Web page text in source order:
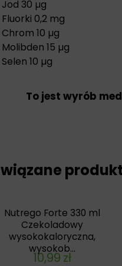
Jod 30 µg
Fluorki 0,2 mg
Chrom 10 µg
Molibden 15 µg
Selen 10 µg
To jest wyrób
Nutrego Forte 330 ml
Czekoladowy
wysokokaloryczna,
wysokob...
10,99 zł